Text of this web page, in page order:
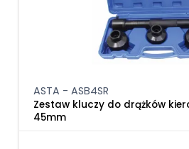
ASTA - ASB4SR
Zestaw kluczy do drążków
45mm